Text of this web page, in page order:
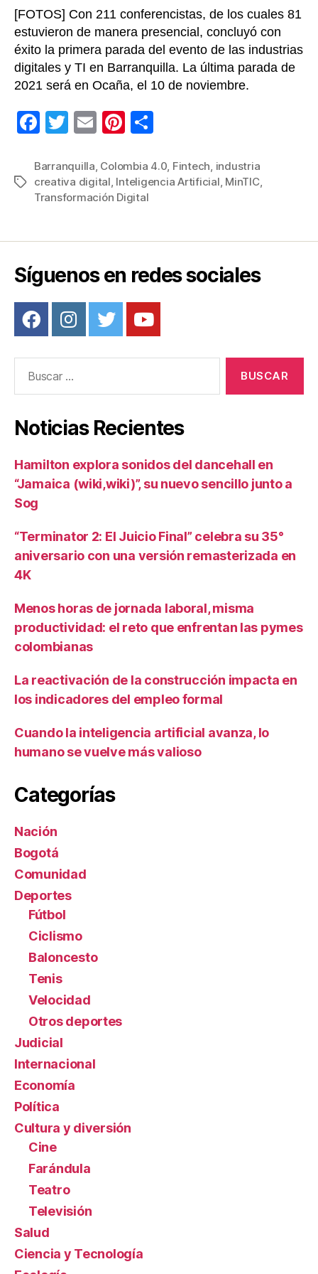
[FOTOS] Con 211 conferencistas, de los cuales 81
estuvieron de manera presencial, concluyó con
éxito la primera parada del evento de las industrias
digitales y TI en Barranquilla. La última parada de
2021 será en Ocaña, el 10 de noviembre.
F
c
e
o
k
T
tt
er
E
ail
Pi
er
e
m
p
tir
Etiquetas
Barranquilla, Colombia 4.0, Fintech, industria
creativa digital, Inteligencia Artificial, MinTIC,
Transformación Digital
Síguenos en redes sociales
Noticias Recientes
Hamilton explora sonidos del dancehall en
“Jamaica (wiki,wiki)”, su nuevo sencillo junto a
Sog
“Terminator 2: El Juicio Final” celebra su 35°
aniversario con una versión remasterizada en
4K
Menos horas de jornada laboral, misma
productividad: el reto que enfrentan las pymes
colombianas
La reactivación de la construcción impacta en
los indicadores del empleo formal
Cuando la inteligencia artificial avanza, lo
humano se vuelve más valioso
Categorías
Nación
Bogotá
Comunidad
Deportes
Fútbol
Ciclismo
Baloncesto
Tenis
Velocidad
Otros deportes
Judicial
Internacional
Economía
Política
Cultura y diversión
Cine
Farándula
Teatro
Televisión
Salud
Ciencia y Tecnología